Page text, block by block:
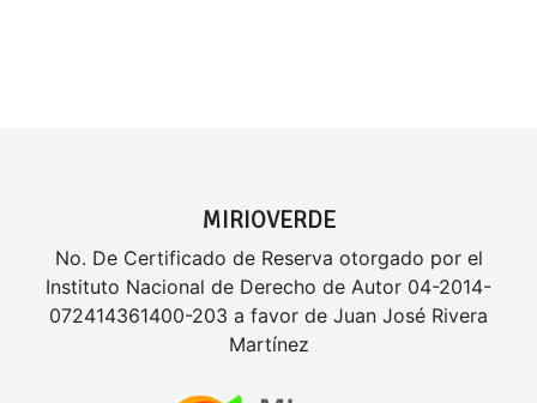
MIRIOVERDE
No. De Certificado de Reserva otorgado por el
Instituto Nacional de Derecho de Autor 04-2014-
072414361400-203 a favor de Juan José Rivera
Martínez